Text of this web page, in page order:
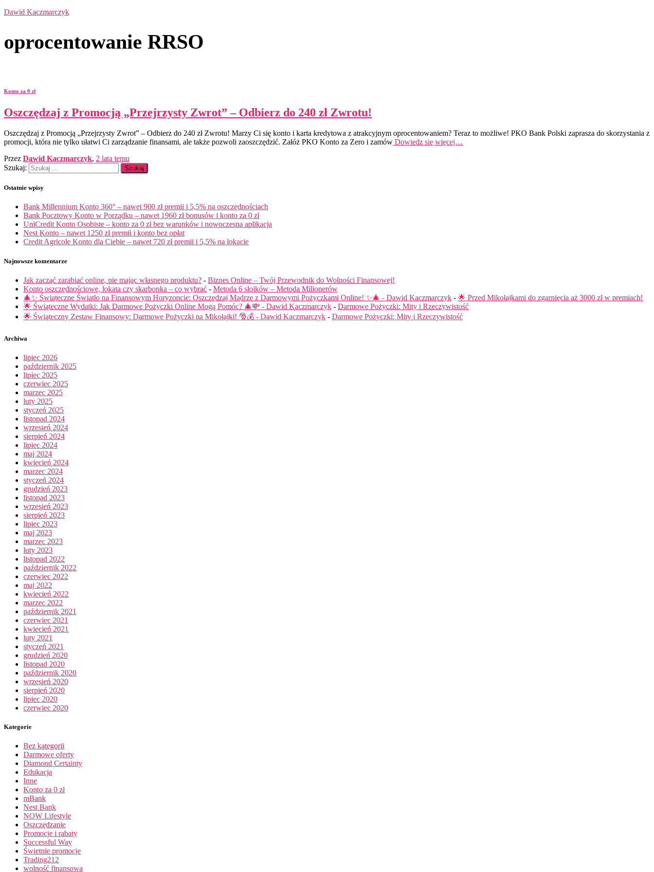
Dawid Kaczmarczyk
oprocentowanie RRSO
Konto za 0 zł
Oszczędzaj z Promocją „Przejrzysty Zwrot” – Odbierz do 240 zł Zwrotu!
Oszczędzaj z Promocją „Przejrzysty Zwrot” – Odbierz do 240 zł Zwrotu! Marzy Ci się konto i karta kredytowa z atrakcyjnym oprocentowaniem? Teraz to możliwe! PKO Bank Polski zaprasza do skorzystania z
promocji, która nie tylko ułatwi Ci zarządzanie finansami, ale także pozwoli zaoszczędzić. Załóż PKO Konto za Zero i zamów Dowiedz się więcej…
Przez Dawid Kaczmarczyk, 2 lata temu
Szukaj:
Ostatnie wpisy
Bank Millennium Konto 360° – nawet 900 zł premii i 5,5% na oszczędnościach
Bank Pocztowy Konto w Porządku – nawet 1960 zł bonusów i konto za 0 zł
UniCredit Konto Osobiste – konto za 0 zł bez warunków i nowoczesna aplikacja
Nest Konto – nawet 1250 zł premii i konto bez opłat
Credit Agricole Konto dla Ciebie – nawet 720 zł premii i 5,5% na lokacie
Najnowsze komentarze
Jak zacząć zarabiać online, nie mając własnego produktu? - Biznes Online – Twój Przewodnik do Wolności Finansowej!
Konto oszczędnościowe, lokata czy skarbonka – co wybrać - Metoda 6 słoików – Metoda Milionerów
🎄✨ Świąteczne Światło na Finansowym Horyzoncie: Oszczędzaj Mądrze z Darmowymi Pożyczkami Online! ✨🎄 - Dawid Kaczmarczyk - 🌟 Przed Mikołajkami do zgarnięcia aż 3000 zł w premiach!
🌟 Świąteczne Wydatki: Jak Darmowe Pożyczki Online Mogą Pomóc? 🎄💸 - Dawid Kaczmarczyk - Darmowe Pożyczki: Mity i Rzeczywistość
🌟 Świąteczny Zestaw Finansowy: Darmowe Pożyczki na Mikołajki! 🎅💰 - Dawid Kaczmarczyk - Darmowe Pożyczki: Mity i Rzeczywistość
Archiwa
lipiec 2026
październik 2025
lipiec 2025
czerwiec 2025
marzec 2025
luty 2025
styczeń 2025
listopad 2024
wrzesień 2024
sierpień 2024
lipiec 2024
maj 2024
kwiecień 2024
marzec 2024
styczeń 2024
grudzień 2023
listopad 2023
wrzesień 2023
sierpień 2023
lipiec 2023
maj 2023
marzec 2023
luty 2023
listopad 2022
październik 2022
czerwiec 2022
maj 2022
kwiecień 2022
marzec 2022
październik 2021
czerwiec 2021
kwiecień 2021
luty 2021
styczeń 2021
grudzień 2020
listopad 2020
październik 2020
wrzesień 2020
sierpień 2020
lipiec 2020
czerwiec 2020
Kategorie
Bez kategorii
Darmowe oferty
Diamond Certainty
Edukacja
Inne
Konto za 0 zł
mBank
Nest Bank
NOW Lifestyle
Oszczędzanie
Promocje i rabaty
Successful Way
Świetnie promocje
Trading212
wolność finansowa